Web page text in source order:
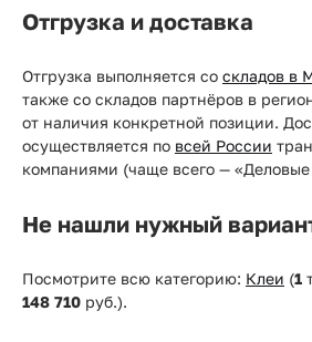
Отгрузка и доставка
Отгрузка выполняется со складов в
также со складов партнёров в
от наличия конкретной позиции.
осуществляется по всей России
компаниями (чаще всего —
Не нашли нужный
Посмотрите всю категорию: Клеи (1
148 710 руб.).